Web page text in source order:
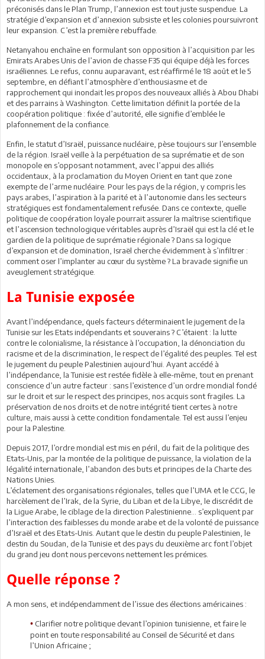
préconisés dans le Plan Trump, l’annexion est tout juste suspendue. La
stratégie d’expansion et d’annexion subsiste et les colonies poursuivront
leur expansion. C’est la première rebuffade.
Netanyahou enchaîne en formulant son opposition à l’acquisition par les
Emirats Arabes Unis de l’avion de chasse F35 qui équipe déjà les forces
israéliennes. Le refus, connu auparavant, est réaffirmé le 18 août et le 5
septembre, en défiant l’atmosphère d’enthousiasme et de
rapprochement qui inondait les propos des nouveaux alliés à Abou Dhabi
et des parrains à Washington. Cette limitation définit la portée de la
coopération politique : fixée d’autorité, elle signifie d’emblée le
plafonnement de la confiance.
Enfin, le statut d’Israël, puissance nucléaire, pèse toujours sur l’ensemble
de la région. Israël veille à la perpétuation de sa suprématie et de son
monopole en s’opposant notamment, avec l’appui des alliés
occidentaux, à la proclamation du Moyen Orient en tant que zone
exempte de l’arme nucléaire. Pour les pays de la région, y compris les
pays arabes, l’aspiration à la parité et à l’autonomie dans les secteurs
stratégiques est fondamentalement refusée. Dans ce contexte, quelle
politique de coopération loyale pourrait assurer la maîtrise scientifique
et l’ascension technologique véritables auprès d’Israël qui est la clé et le
gardien de la politique de suprématie régionale ? Dans sa logique
d’expansion et de domination, Israël cherche évidemment à s’infiltrer :
comment oser l’implanter au cœur du système ? La bravade signifie un
aveuglement stratégique.
La Tunisie exposée
Avant l’indépendance, quels facteurs déterminaient le jugement de la
Tunisie sur les Etats indépendants et souverains ? C’étaient : la lutte
contre le colonialisme, la résistance à l’occupation, la dénonciation du
racisme et de la discrimination, le respect de l’égalité des peuples. Tel est
le jugement du peuple Palestinien aujourd’hui. Ayant accédé à
l’indépendance, la Tunisie est restée fidèle à elle-même, tout en prenant
conscience d’un autre facteur : sans l’existence d’un ordre mondial fondé
sur le droit et sur le respect des principes, nos acquis sont fragiles. La
préservation de nos droits et de notre intégrité tient certes à notre
culture, mais aussi à cette condition fondamentale. Tel est aussi l’enjeu
pour la Palestine.
Depuis 2017, l’ordre mondial est mis en péril, du fait de la politique des
Etats-Unis, par la montée de la politique de puissance, la violation de la
légalité internationale, l’abandon des buts et principes de la Charte des
Nations Unies.
L’éclatement des organisations régionales, telles que l’UMA et le CCG, le
harcèlement de l’Irak, de la Syrie, du Liban et de la Libye, le discrédit de
la Ligue Arabe, le ciblage de la direction Palestinienne… s’expliquent par
l’interaction des faiblesses du monde arabe et de la volonté de puissance
d’Israël et des Etats-Unis. Autant que le destin du peuple Palestinien, le
destin du Soudan, de la Tunisie et des pays du deuxième arc font l’objet
du grand jeu dont nous percevons nettement les prémices.
Quelle réponse ?
A mon sens, et indépendamment de l’issue des élections américaines :
• Clarifier notre politique devant l’opinion tunisienne, et faire le
point en toute responsabilité au Conseil de Sécurité et dans
l’Union Africaine ;